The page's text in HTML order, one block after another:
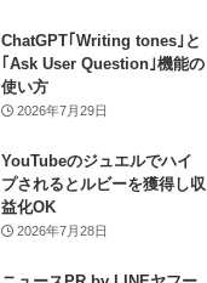
ChatGPT｢Writing tones｣と
｢Ask User Question｣機能の
使い方
2026年7月29日
YouTubeのジュエルでハイ
プされるとルビーを獲得し収
益化OK
2026年7月28日